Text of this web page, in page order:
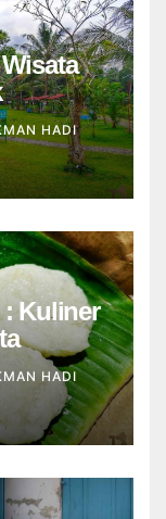
HADI
: Kuliner
HADI